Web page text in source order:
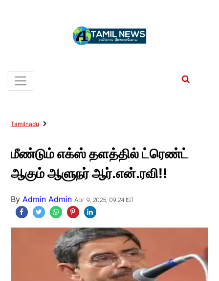
Tamilnadu
மீண்டும் எக்ஸ் தளத்தில் ட்ரெண்ட்
ஆகும் ஆளுநர் ஆர்.என்.ரவி!!
By Admin Admin Apr 9, 2025, 09:24 IST